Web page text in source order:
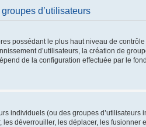
d’utilisateurs
possédant le plus haut niveau de
d’utilisateurs, la création de
de la configuration effectuée par le
individuels (ou des groupes
déverrouiller, les déplacer, les